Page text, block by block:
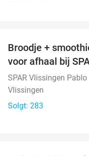
Broodje +
voor afhaal bij
SPAR Vlissingen
Vlissingen
Solgt: 283